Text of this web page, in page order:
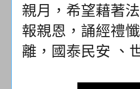
親月，希望藉著
報親恩，誦經禮
離，國泰民安 、